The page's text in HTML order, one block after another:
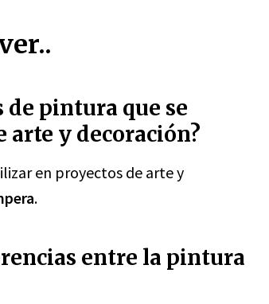
de pintura que se
y decoración?
en proyectos de arte y
.
entre la pintura